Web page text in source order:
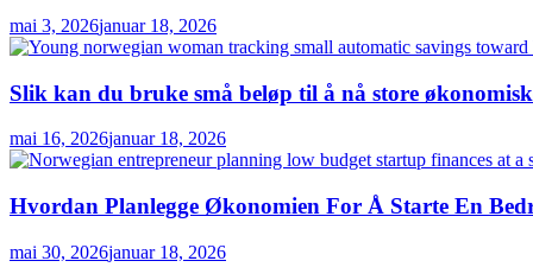
mai 3, 2026januar 18, 2026
Slik kan du bruke små beløp til å nå store
mai 16, 2026januar 18, 2026
Hvordan Planlegge Økonomien For Å Starte En
mai 30, 2026januar 18, 2026